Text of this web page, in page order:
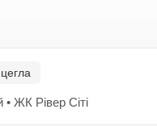
ЖК Рівер Сіті